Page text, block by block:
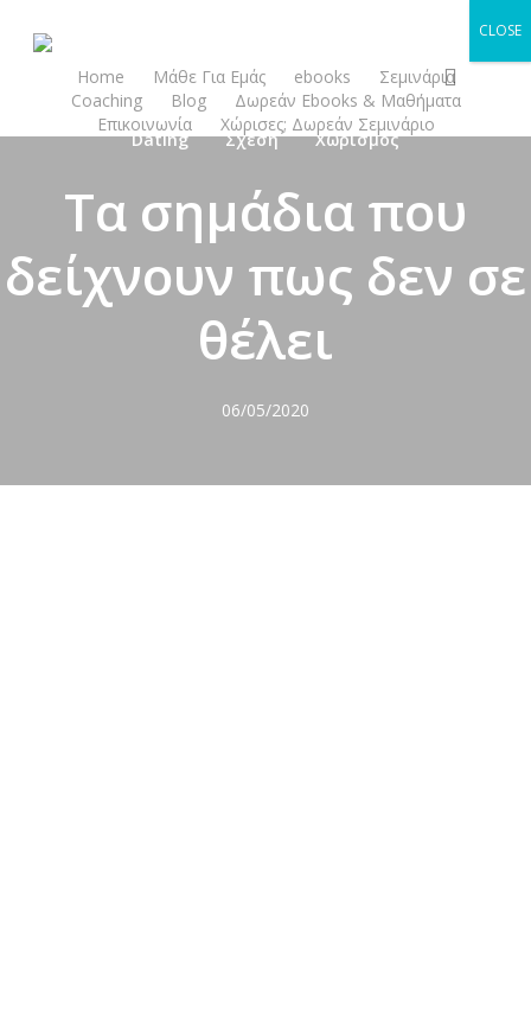
Home Μάθε Για Εμάς ebooks
Σεμινάρια
Coaching
Blog
Δωρεάν Ebooks & Μαθήματα
Επικοινωνία
Χώρισες; Δωρεάν Σεμινάριο
Dating Σχέση Χωρισμός
Τα σημάδια που
δείχνουν πως δεν σε
θέλει
06/05/2020
CLOSE